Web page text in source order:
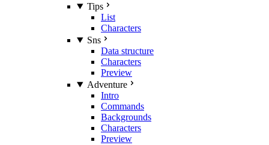
Tips
List
Characters
Sns
Data structure
Characters
Preview
Adventure
Intro
Commands
Backgrounds
Characters
Preview